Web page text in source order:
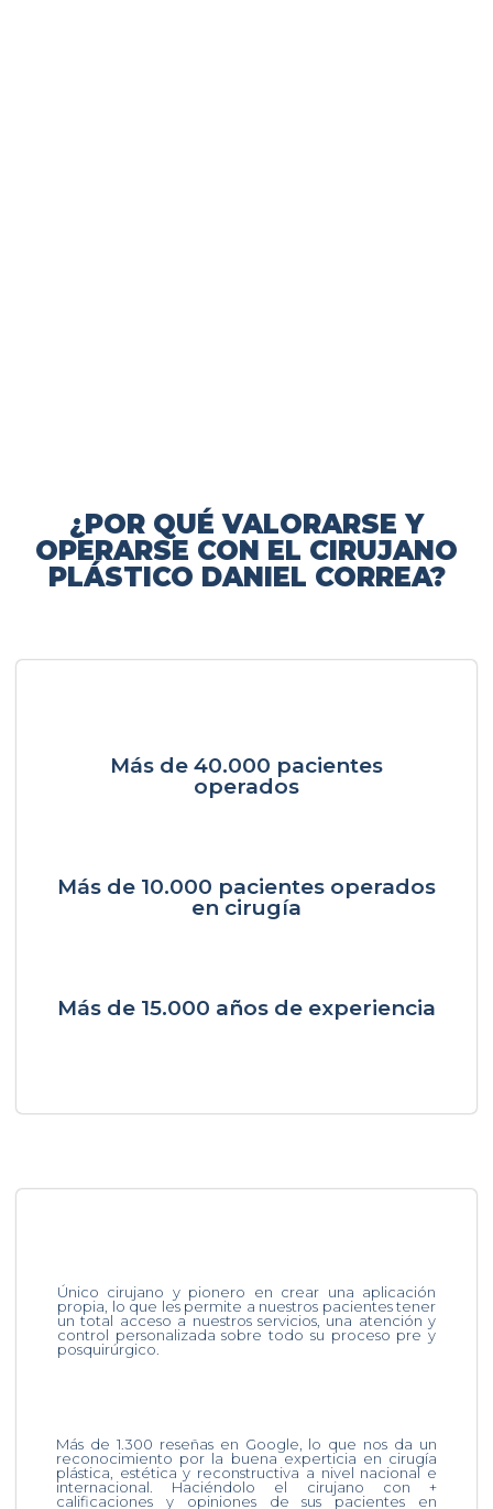
¿POR QUÉ VALORARSE Y
OPERARSE CON EL CIRUJANO
PLÁSTICO DANIEL CORREA?
Más de 40.000 pacientes
operados
Más de 10.000 pacientes operados
en cirugía
Más de 15.000 años de experiencia
Único cirujano y pionero en crear una aplicación
propia, lo que les permite a nuestros pacientes tener
un total acceso a nuestros servicios, una atención y
control personalizada sobre todo su proceso pre y
posquirúrgico.
Más de 1.300 reseñas en Google, lo que nos da un
reconocimiento por la buena experticia en cirugía
plástica, estética y reconstructiva a nivel nacional e
internacional. Haciéndolo el cirujano con +
calificaciones y opiniones de sus pacientes en